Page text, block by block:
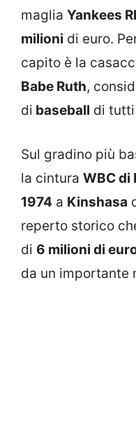
maglia Yankees
milioni di euro.
capito è la
Babe Ruth,
di baseball di
Sul gradino più
la cintura WBC di
1974 a Kinshasa
reperto storico
di 6 milioni di
da un importante